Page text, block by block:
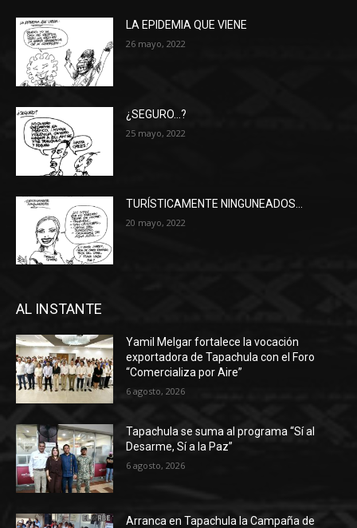
LA EPIDEMIA QUE VIENE
26 mayo, 2022
¿SEGURO…?
25 mayo, 2022
TURÍSTICAMENTE NINGUNEADOS…
20 mayo, 2022
AL INSTANTE
Yamil Melgar fortalece la vocación
exportadora de Tapachula con el Foro
“Comercializa por Aire”
6 agosto, 2026
Tapachula se suma al programa “Sí al
Desarme, Sí a la Paz”
6 agosto, 2026
Arranca en Tapachula la Campaña de